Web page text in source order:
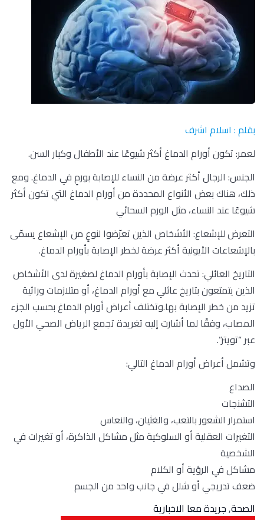
بقلم : اسلام اشرف
لعمر: تكون أورام الدماغ أكثر شيوعًا عند الأطفال وكبار السن.
الجنس: الرجال أكثر عرضة من النساء للإصابة بورمٍ في الدماغ. ومع
ذلك، هناك بعض الأنواع المحددة من أورام الدماغ التي تكون أكثر
شيوعًا عند النساء، مثل الورم السحائي
التعرض للإشعاع: الأشخاص الذين تعرّضوا لنوعٍ من الإشعاع يسمّى
بالإشعاعات الأيونية أكثر عرضة لخطر الإصابة بأورام الدماغ.
التاريخ العائلي: تحدث الإصابة بأورام الدماغ لصغيرة لدى الأشخاص
الذين يتمتعون بتاريخ عائلي مع أورام الدماغ، أو متلازمات وراثية
تزيد من خطر الإصابة بها.وتختلف أعراض أورام الدماغ بحسب الجزء
المصاب، وفقًا لما أشارت إليه تغريدة تجمع الرياض الصحي الأول
عبر “تويتر”.
وتشمل أعراض أورام الدماغ التالي:
الصداع
التشنجات
استمرار الشعور بالتعب، والغثيان، والنعاس
التغيرات العقلية أو السلوكية مثل مشاكل الذاكرة، أو تغيرات في
الشخصية
مشاكل في الرؤية أو الكلام
ضعف تدريجي أو شلل في جانب واحد من الجسم
الصحة,جريدة معا الاخبارية